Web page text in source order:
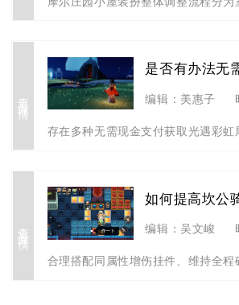
查看详情 编辑：美惠子
编辑：吴文峻